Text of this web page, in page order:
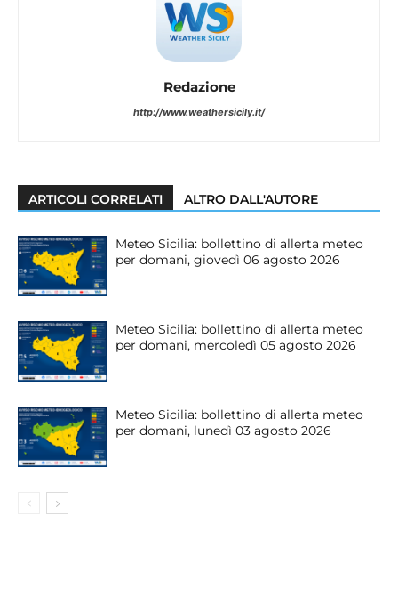
Redazione
http://www.weathersicily.it/
ARTICOLI CORRELATI ALTRO DALL'AUTORE
Meteo Sicilia: bollettino di allerta meteo
per domani, giovedì 06 agosto 2026
Meteo Sicilia: bollettino di allerta meteo
per domani, mercoledì 05 agosto 2026
Meteo Sicilia: bollettino di allerta meteo
per domani, lunedì 03 agosto 2026